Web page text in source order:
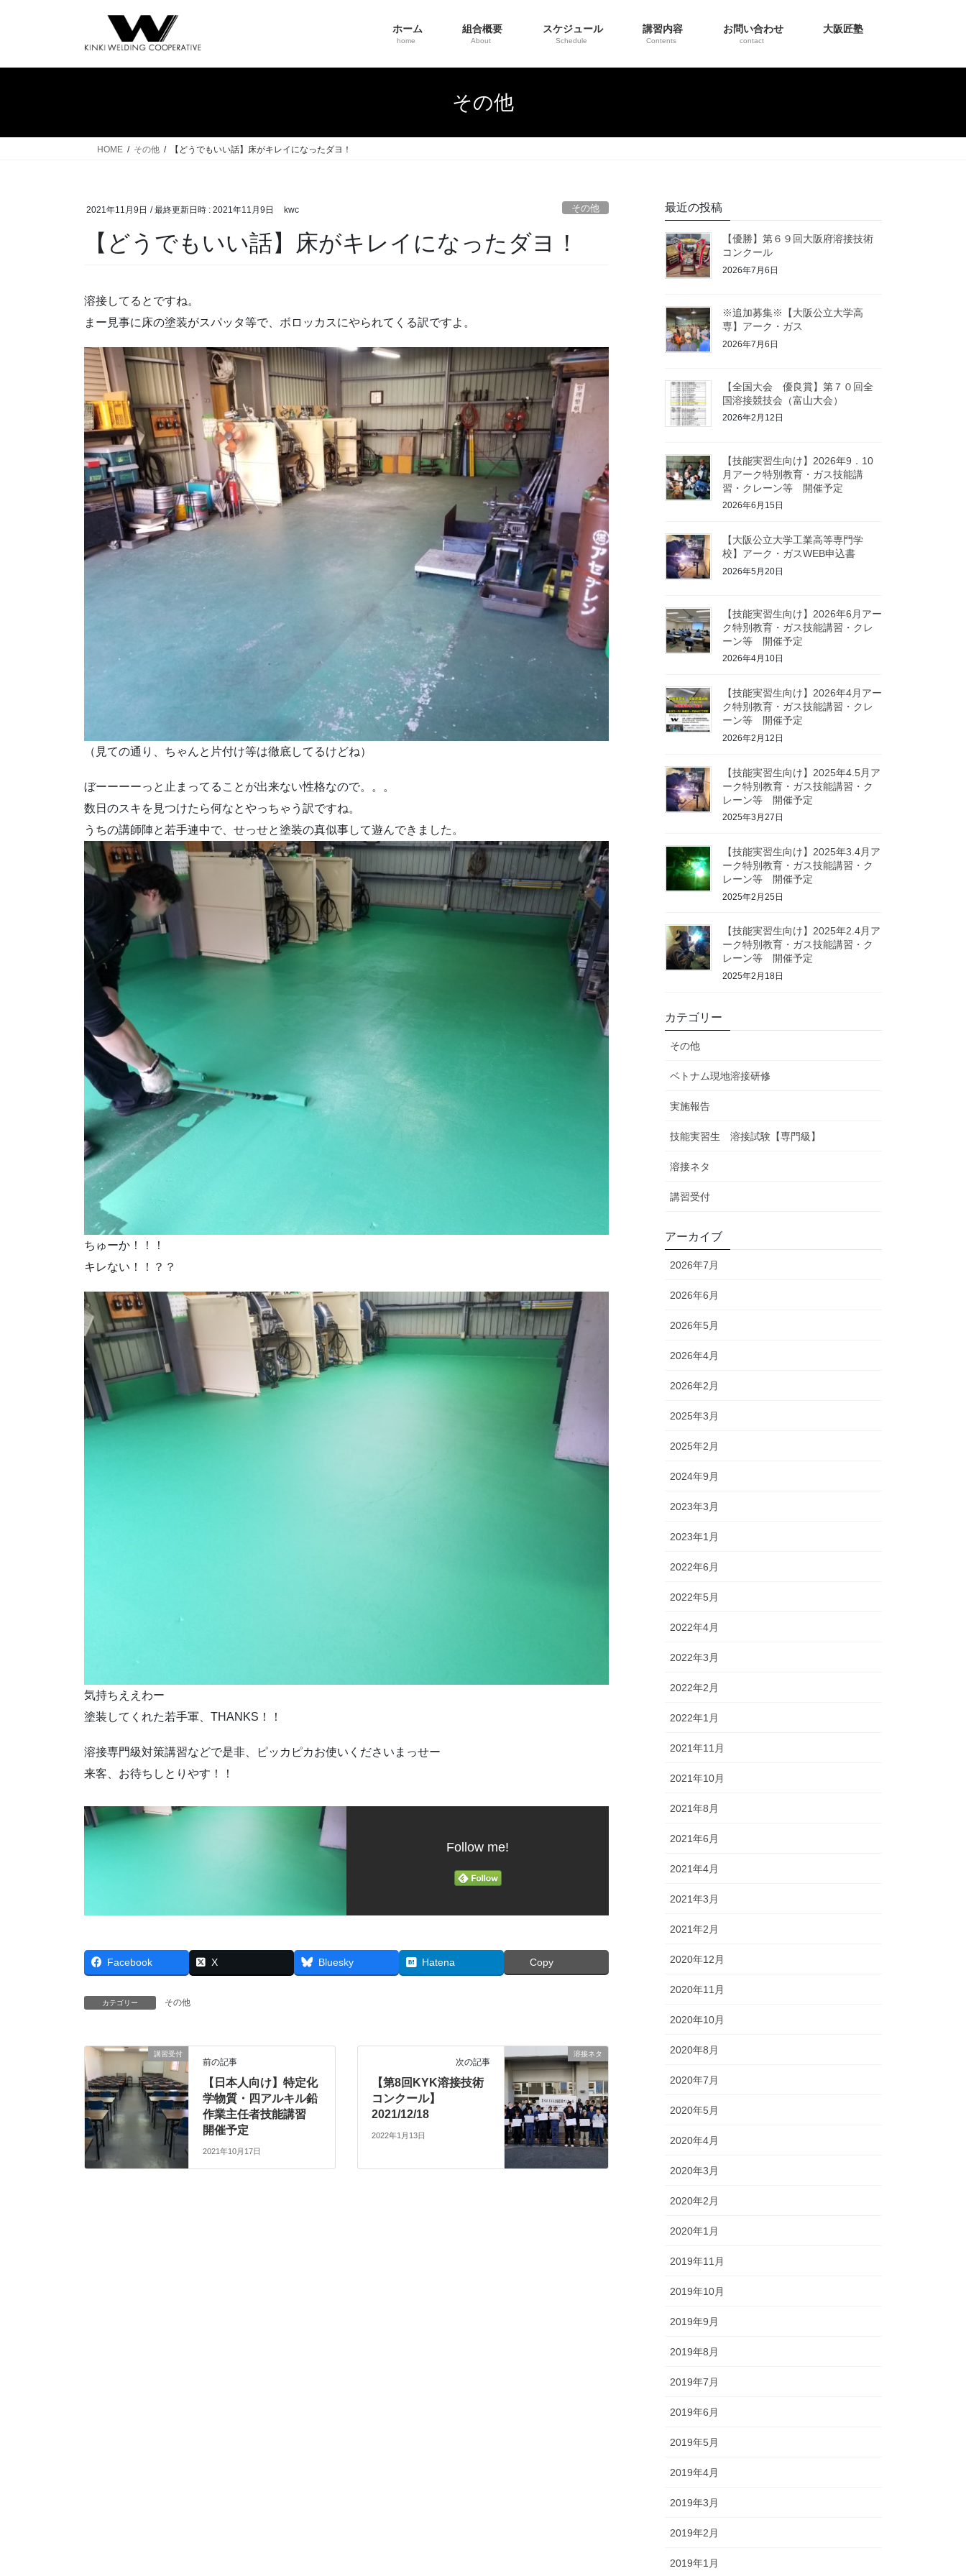
ホーム
home
組合概要
About
スケジュール
Schedule
講習内容
Contents
お問い合わせ
contact
大阪匠塾
その他
HOME その他 【どうでもいい話】床がキレイになったダヨ！
2021年11月9日 / 最終更新日時 : 2021年11月9日 kwc その他
【どうでもいい話】床がキレイになったダヨ！
溶接してるとですね。
まー見事に床の塗装がスパッタ等で、ボロッカスにやられてくる訳ですよ。
（見ての通り、ちゃんと片付け等は徹底してるけどね）
ぼーーーーっと止まってることが出来ない性格なので。。。
数日のスキを見つけたら何なとやっちゃう訳ですね。
うちの講師陣と若手連中で、せっせと塗装の真似事して遊んできました。
ちゅーか！！！
キレない！！？？
気持ちええわー
塗装してくれた若手軍、THANKS！！
溶接専門級対策講習などで是非、ピッカピカお使いくださいまっせー
来客、お待ちしとりやす！！
Follow me!
Facebook X Bluesky Hatena Copy
カテゴリー その他
講習受付
前の記事
【日本人向け】特定化
学物質・四アルキル鉛
作業主任者技能講習
開催予定
2021年10月17日
溶接ネタ
次の記事
【第8回KYK溶接技術
コンクール】
2021/12/18
2022年1月13日
最近の投稿
【優勝】第６９回大阪府溶接技術
コンクール
2026年7月6日
※追加募集※【大阪公立大学高
専】アーク・ガス
2026年7月6日
【全国大会 優良賞】第７０回全
国溶接競技会（富山大会）
2026年2月12日
【技能実習生向け】2026年9．10
月アーク特別教育・ガス技能講
習・クレーン等 開催予定
2026年6月15日
【大阪公立大学工業高等専門学
校】アーク・ガスWEB申込書
2026年5月20日
【技能実習生向け】2026年6月アー
ク特別教育・ガス技能講習・クレ
ーン等 開催予定
2026年4月10日
【技能実習生向け】2026年4月アー
ク特別教育・ガス技能講習・クレ
ーン等 開催予定
2026年2月12日
【技能実習生向け】2025年4.5月ア
ーク特別教育・ガス技能講習・ク
レーン等 開催予定
2025年3月27日
【技能実習生向け】2025年3.4月ア
ーク特別教育・ガス技能講習・ク
レーン等 開催予定
2025年2月25日
【技能実習生向け】2025年2.4月ア
ーク特別教育・ガス技能講習・ク
レーン等 開催予定
2025年2月18日
カテゴリー
その他
ベトナム現地溶接研修
実施報告
技能実習生 溶接試験【専門級】
溶接ネタ
講習受付
アーカイブ
2026年7月
2026年6月
2026年5月
2026年4月
2026年2月
2025年3月
2025年2月
2024年9月
2023年3月
2023年1月
2022年6月
2022年5月
2022年4月
2022年3月
2022年2月
2022年1月
2021年11月
2021年10月
2021年8月
2021年6月
2021年4月
2021年3月
2021年2月
2020年12月
2020年11月
2020年10月
2020年8月
2020年7月
2020年5月
2020年4月
2020年3月
2020年2月
2020年1月
2019年11月
2019年10月
2019年9月
2019年8月
2019年7月
2019年6月
2019年5月
2019年4月
2019年3月
2019年2月
2019年1月